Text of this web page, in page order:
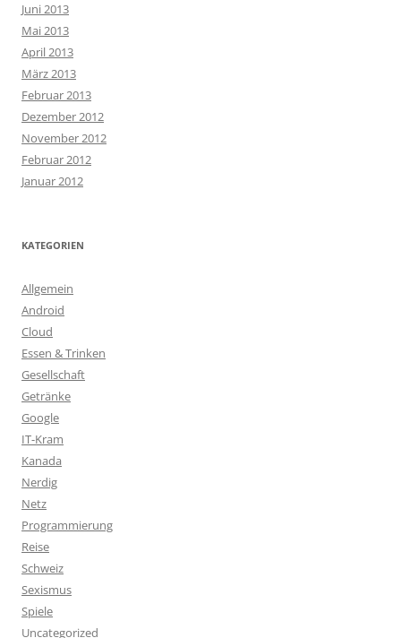
Juni 2013
Mai 2013
April 2013
März 2013
Februar 2013
Dezember 2012
November 2012
Februar 2012
Januar 2012
KATEGORIEN
Allgemein
Android
Cloud
Essen & Trinken
Gesellschaft
Getränke
Google
IT-Kram
Kanada
Nerdig
Netz
Programmierung
Reise
Schweiz
Sexismus
Spiele
Uncategorized